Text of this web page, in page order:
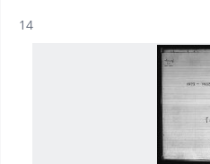
Résultat n°
14